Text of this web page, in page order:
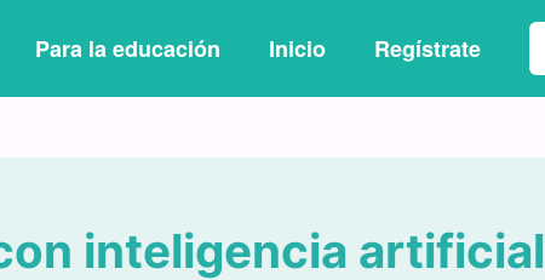
Para la educación Inicio Regístrate
inteligencia artificial